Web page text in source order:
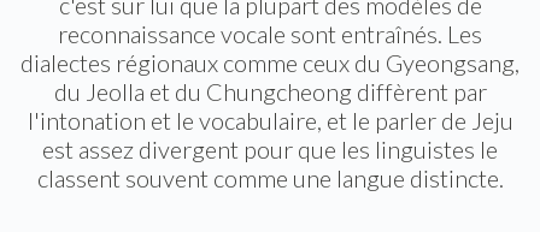
reconnaissance vocale sont entraînés. Les
dialectes régionaux comme ceux du Gyeongsang,
du Jeolla et du Chungcheong diffèrent par
l'intonation et le vocabulaire, et le parler de Jeju
est assez divergent pour que les linguistes le
classent souvent comme une langue distincte.